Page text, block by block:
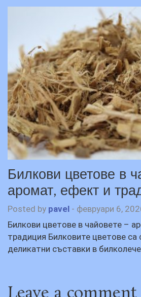
Билкови цветове в
аромат, ефект и
Posted by pavel - февруари 6,
Билкови цветове в чайовете –
традиция Билковите цветове са
деликатни съставки в